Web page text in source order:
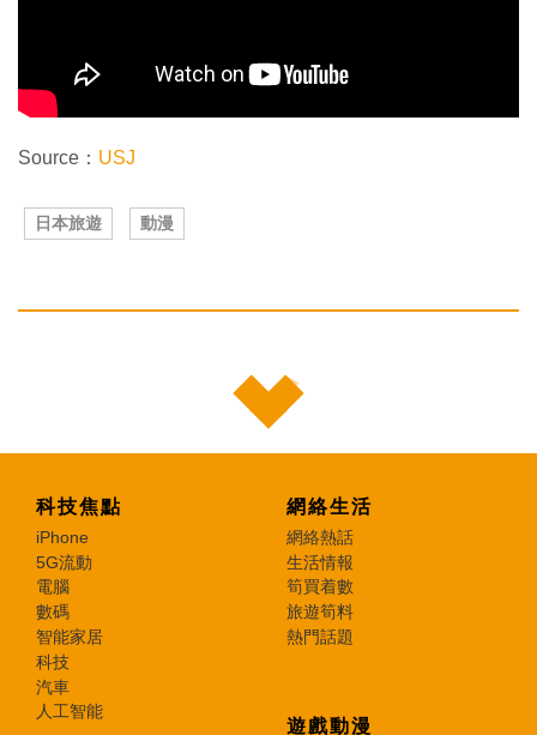
Source： USJ
日本旅遊 動漫
科技焦點
iPhone
5G流動
電腦
數碼
智能家居
科技
汽車
人工智能
網絡生活
網絡熱話
生活情報
筍買着數
旅遊筍料
熱門話題
遊戲動漫